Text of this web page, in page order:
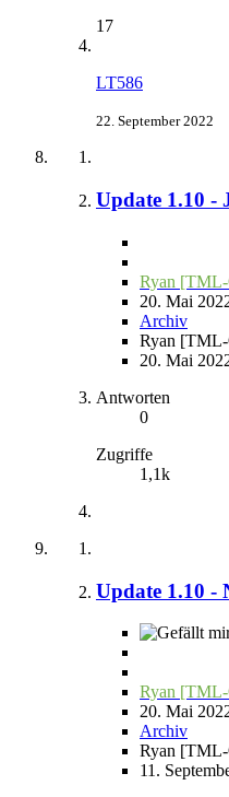
17
LT586
22. September 2022
Update 1.10 -
Ryan
20. Mai
Archiv
Ryan
20. Mai
Antworten
0
Zugriffe
1,1k
Update 1.10 -
Ryan
20. Mai
Archiv
Ryan
11.